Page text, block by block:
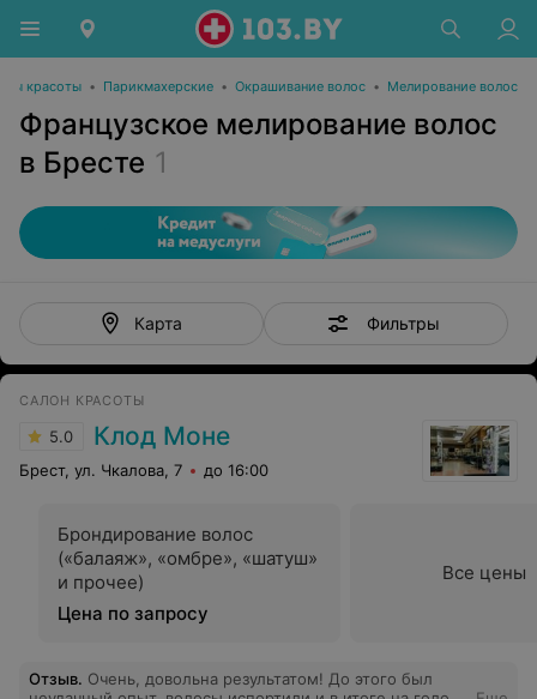
красоты • Парикмахерские • Окрашивание волос • Мелирование волос
Французское мелирование волос
в Бресте 1
Карта Фильтры
САЛОН КРАСОТЫ
5.0 Клод Моне
Брест, ул. Чкалова, 7 до 16:00
Брондирование волос
(«балаяж», «омбре», «шатуш»
и прочее)
Цена по запросу
Все цены
Отзыв. Очень, довольна результатом! До этого был